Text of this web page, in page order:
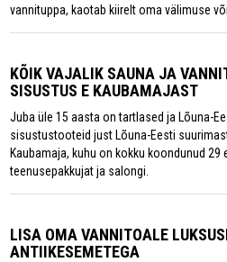
vannituppa, kaotab kiirelt oma välimuse
KÕIK VAJALIK SAUNA JA
SISUSTUS E KAUBAMAJAST
Juba üle 15 aasta on tartlased ja Lõuna-
sisustustooteid just Lõuna-Eesti
Kaubamaja, kuhu on kokku koondunud
teenusepakkujat ja salongi.
LISA OMA VANNITOALE
ANTIIKESEMETEGA